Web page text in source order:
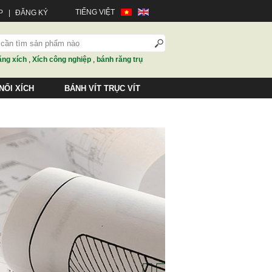
ĐĂNG KÝ TIẾNG VIỆT
xích , Xích công nghiệp , bánh răng trụ
XÍCH BÁNH VÍT TRỤC VÍT